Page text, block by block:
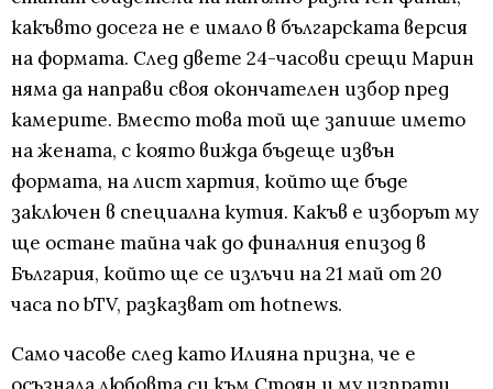
какъвто досега не е имало в българската версия
на формата. След двете 24-часови срещи Марин
няма да направи своя окончателен избор пред
камерите. Вместо това той ще запише името
на жената, с която вижда бъдеще извън
формата, на лист хартия, който ще бъде
заключен в специална кутия. Какъв е изборът му
ще остане тайна чак до финалния епизод в
България, който ще се излъчи на 21 май от 20
часа по bTV, разказват от hotnews.
Само часове след като Илияна призна, че е